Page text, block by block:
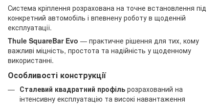
Система кріплення розрахована на точне встановлення під
конкретний автомобіль і впевнену роботу в щоденній
експлуатації.
Thule SquareBar Evo — практичне рішення для тих, кому
важливі міцність, простота та надійність у щоденному
використанні.
Особливості конструкції
Сталевий квадратний профіль розрахований на
інтенсивну експлуатацію та високі навантаження